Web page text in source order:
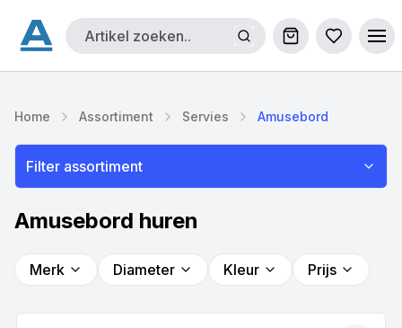
Winkelwagen
Home Assortiment Servies Amusebord
Filter assortiment
Amusebord huren
Merk Diameter Kleur Prijs